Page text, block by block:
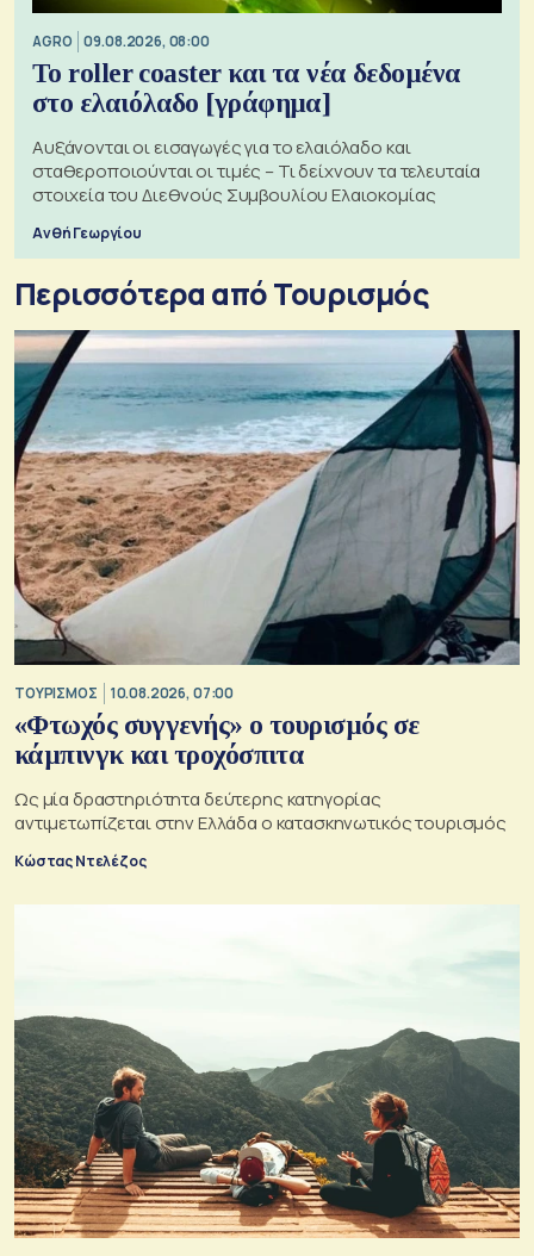
AGRO 09.08.2026, 08:00
Το roller coaster και τα νέα δεδομένα
στο ελαιόλαδο [γράφημα]
Αυξάνονται οι εισαγωγές για το ελαιόλαδο και
σταθεροποιούνται οι τιμές – Τι δείχνουν τα τελευταία
στοιχεία του Διεθνούς Συμβουλίου Ελαιοκομίας
Ανθή Γεωργίου
Περισσότερα από Τουρισμός
ΤΟΥΡΙΣΜΟΣ 10.08.2026, 07:00
«Φτωχός συγγενής» ο τουρισμός σε
κάμπινγκ και τροχόσπιτα
Ως μία δραστηριότητα δεύτερης κατηγορίας
αντιμετωπίζεται στην Ελλάδα ο κατασκηνωτικός τουρισμός
Κώστας Ντελέζος